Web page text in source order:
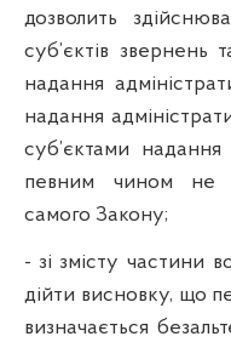
дозволить
суб’єктів звернень
надання
надання
суб’єктами надання
певним чином не
самого Закону;
- зі змісту частини
дійти висновку, що
визначається